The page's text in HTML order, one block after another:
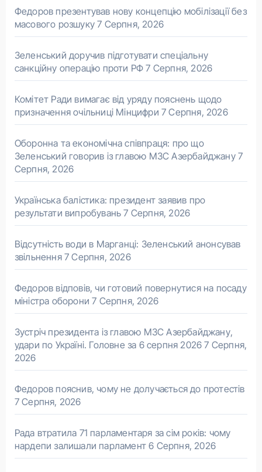
Федоров презентував нову концепцію мобілізації без
масового розшуку 7 Серпня, 2026
Зеленський доручив підготувати спеціальну
санкційну операцію проти РФ 7 Серпня, 2026
Комітет Ради вимагає від уряду пояснень щодо
призначення очільниці Мінцифри 7 Серпня, 2026
Оборонна та економічна співпраця: про що
Зеленський говорив із главою МЗС Азербайджану 7
Серпня, 2026
Українська балістика: президент заявив про
результати випробувань 7 Серпня, 2026
Відсутність води в Марганці: Зеленський анонсував
звільнення 7 Серпня, 2026
Федоров відповів, чи готовий повернутися на посаду
міністра оборони 7 Серпня, 2026
Зустріч президента із главою МЗС Азербайджану,
удари по Україні. Головне за 6 серпня 2026 7 Серпня,
2026
Федоров пояснив, чому не долучається до протестів
7 Серпня, 2026
Рада втратила 71 парламентаря за сім років: чому
нардепи залишали парламент 6 Серпня, 2026